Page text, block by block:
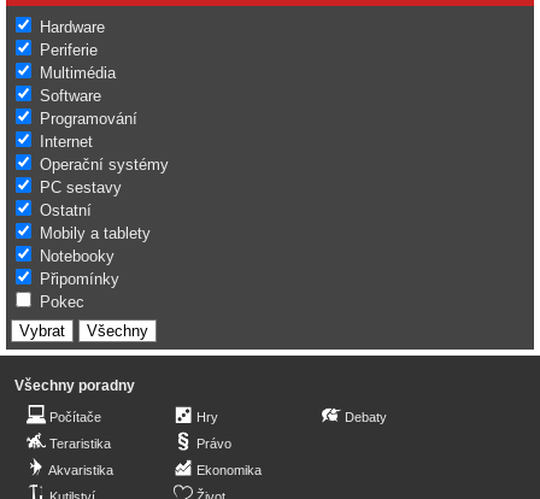
Hardware
Periferie
Multimédia
Software
Programování
Internet
Operační systémy
PC sestavy
Ostatní
Mobily a tablety
Notebooky
Připomínky
Pokec
Všechny poradny
Počítače
Teraristika
Akvaristika
Hry
Právo
Ekonomika
Debaty